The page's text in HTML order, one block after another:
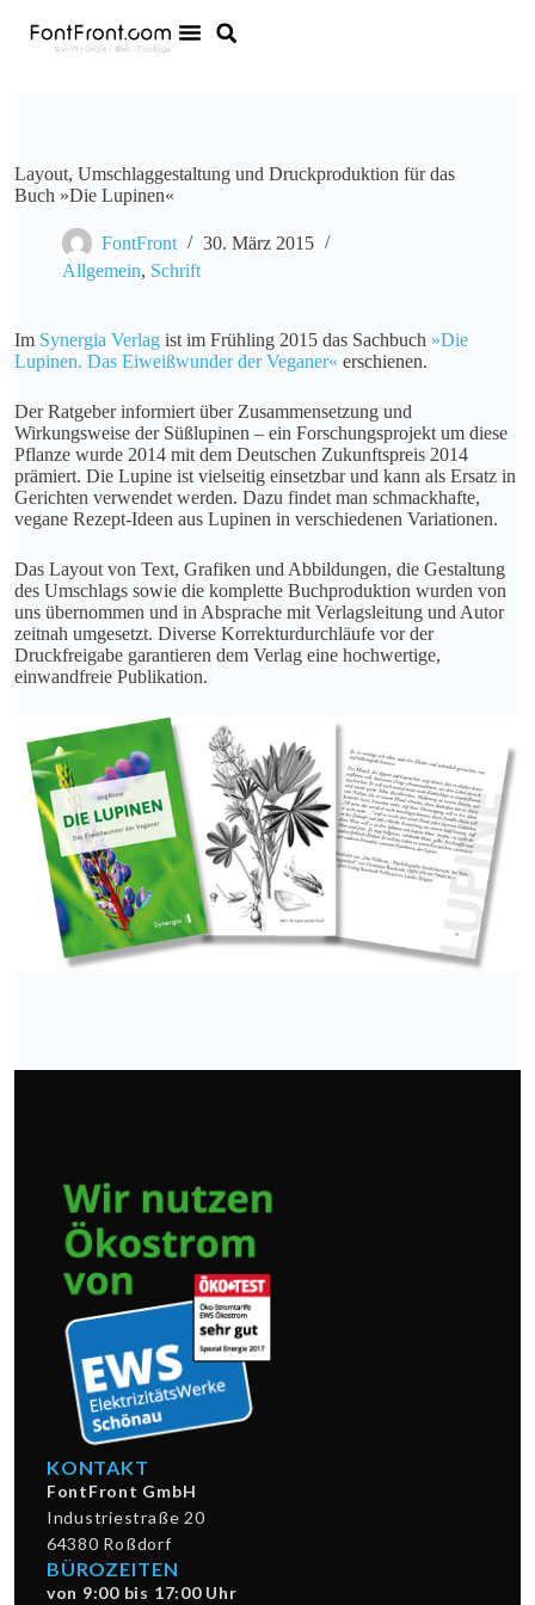
Layout, Umschlaggestaltung und Druckproduktion für das
Buch »Die Lupinen«
FontFront
30. März 2015
Allgemein, Schrift
Im Synergia Verlag ist im Frühling 2015 das Sachbuch »Die
Lupinen. Das Eiweißwunder der Veganer« erschienen.
Der Ratgeber informiert über Zusammensetzung und
Wirkungsweise der Süßlupinen – ein Forschungsprojekt um diese
Pflanze wurde 2014 mit dem Deutschen Zukunftspreis 2014
prämiert. Die Lupine ist vielseitig einsetzbar und kann als Ersatz in
Gerichten verwendet werden. Dazu findet man schmackhafte,
vegane Rezept-Ideen aus Lupinen in verschiedenen Variationen.
Das Layout von Text, Grafiken und Abbildungen, die Gestaltung
des Umschlags sowie die komplette Buchproduktion wurden von
uns übernommen und in Absprache mit Verlagsleitung und Autor
zeitnah umgesetzt. Diverse Korrekturdurchläufe vor der
Druckfreigabe garantieren dem Verlag eine hochwertige,
einwandfreie Publikation.
KONTAKT
FontFront GmbH
Industriestraße 20
64380 Roßdorf
BÜROZEITEN
von 9:00 bis 17:00 Uhr